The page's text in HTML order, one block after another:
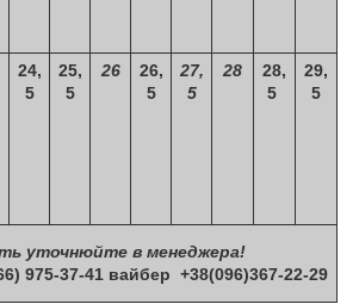
24,
5
25,
5
26
26,
5
27,
5
28
28,
5
29,
5
уточнюйте в менеджера!
975-37-41 вайбер +38(096)367-22-29